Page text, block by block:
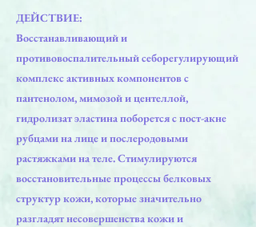
ДЕЙСТВИЕ:
Восстанавливающий и
противовоспалительный себорегулирующий
комплекс активных компонентов с
пантенолом, мимозой и центеллой,
гидролизат эластина поборется с пост-акне
рубцами на лице и послеродовыми
растяжками на теле. Стимулируются
восстановительные процессы белковых
структур кожи, которые значительно
разгладят несовершенства кожи и